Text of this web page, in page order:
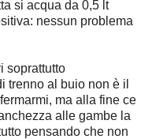
si acqua da 0,5 lt
nessun problema
soprattutto
trenno al buio non è il
ma alla fine ce
alle gambe la
pensando che non